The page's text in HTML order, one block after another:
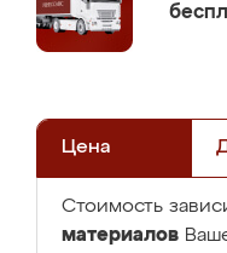
Цена
Стоимость
материалов